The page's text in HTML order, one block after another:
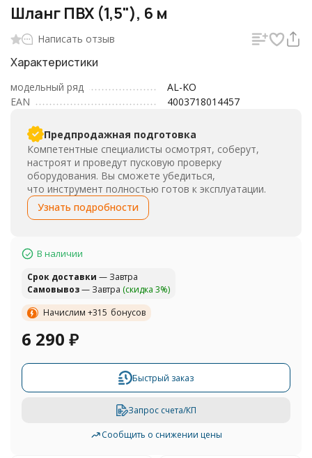
Шланг ПВХ (1,5"), 6 м
Написать отзыв
Характеристики
модельный ряд
AL-KO
EAN
4003718014457
Предпродажная подготовка
Компетентные специалисты осмотрят, соберут,
настроят и проведут пусковую проверку
оборудования. Вы сможете убедиться,
что инструмент полностью готов к эксплуатации.
Узнать подробности
В наличии
Cрок доставки — Завтра
Самовывоз— Завтра (скидка 3%)
Начислим +315 бонусов
6 290 ₽
Быстрый заказ
Запрос счета/КП
Сообщить о снижении цены